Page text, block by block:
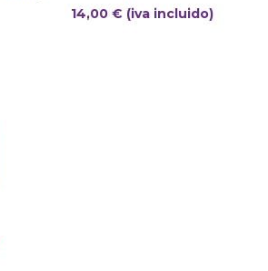
14,00€ (iva incluido)